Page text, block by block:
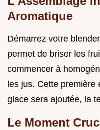
Aromatique
Démarrez votre
permet de briser les
commencer à
les jus. Cette première
glace sera ajoutée, la
Le Moment